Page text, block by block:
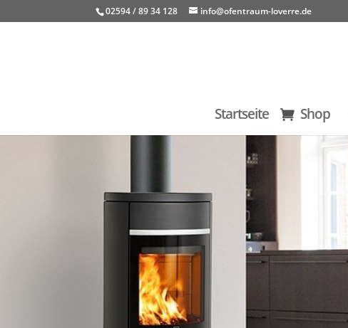
02594 / 89 34 128 info@ofentraum-loverre.de
Startseite Shop